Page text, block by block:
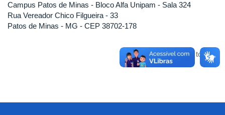
Campus Patos de Minas - Bloco Alfa Unipam - Sala 324
Rua Vereador Chico Filgueira - 33
Patos de Minas - MG - CEP 38702-178
Voltar para o topo